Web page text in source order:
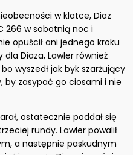
w klatce, Diaz
266 w sobotnią noc i
opuścił ani jednego kroku
Diaza, Lawler również
wyszedł jak byk szarżujący
zasypać go ciosami i nie
ostatecznie poddał się
rundy. Lawler powalił
a następnie paskudnym